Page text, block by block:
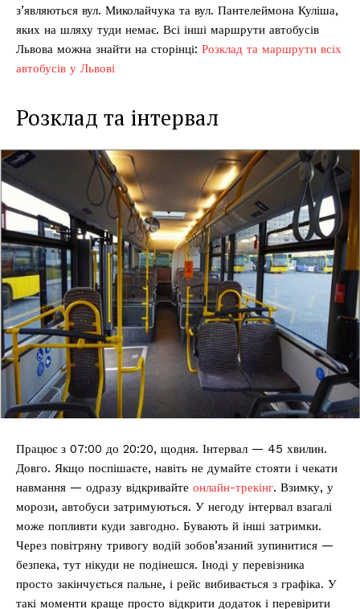
з’являються вул. Миколайчука та вул. Пантелеймона Куліша,
яких на шляху туди немає. Всі інші маршрути автобусів
Львова можна знайти на сторінці: Розклад та маршрути всіх
автобусів у Львові
Розклад та інтервал
Працює з 07:00 до 20:20, щодня. Інтервал — 45 хвилин.
Довго. Якщо поспішаєте, навіть не думайте стояти і чекати
навмання — одразу відкривайте онлайн-трекінг. Взимку, у
морози, автобуси затримуються. У негоду інтервал взагалі
може попливти куди завгодно. Бувають й інші затримки.
Через повітряну тривогу водій зобов’язаний зупинитися —
безпека, тут нікуди не подінешся. Іноді у перевізника
просто закінчується пальне, і рейс вибивається з графіка. У
такі моменти краще просто відкрити додаток і перевірити